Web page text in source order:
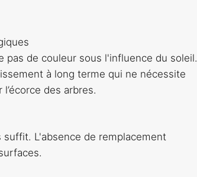
pas de couleur sous l'influence du soleil.
à long terme qui ne nécessite
des arbres.
L'absence de remplacement